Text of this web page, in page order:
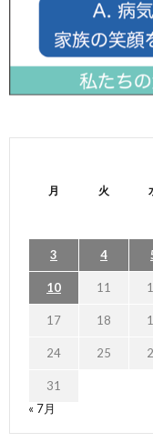
月 火
3 4
10 11
17 18
24 25
31
« 7月